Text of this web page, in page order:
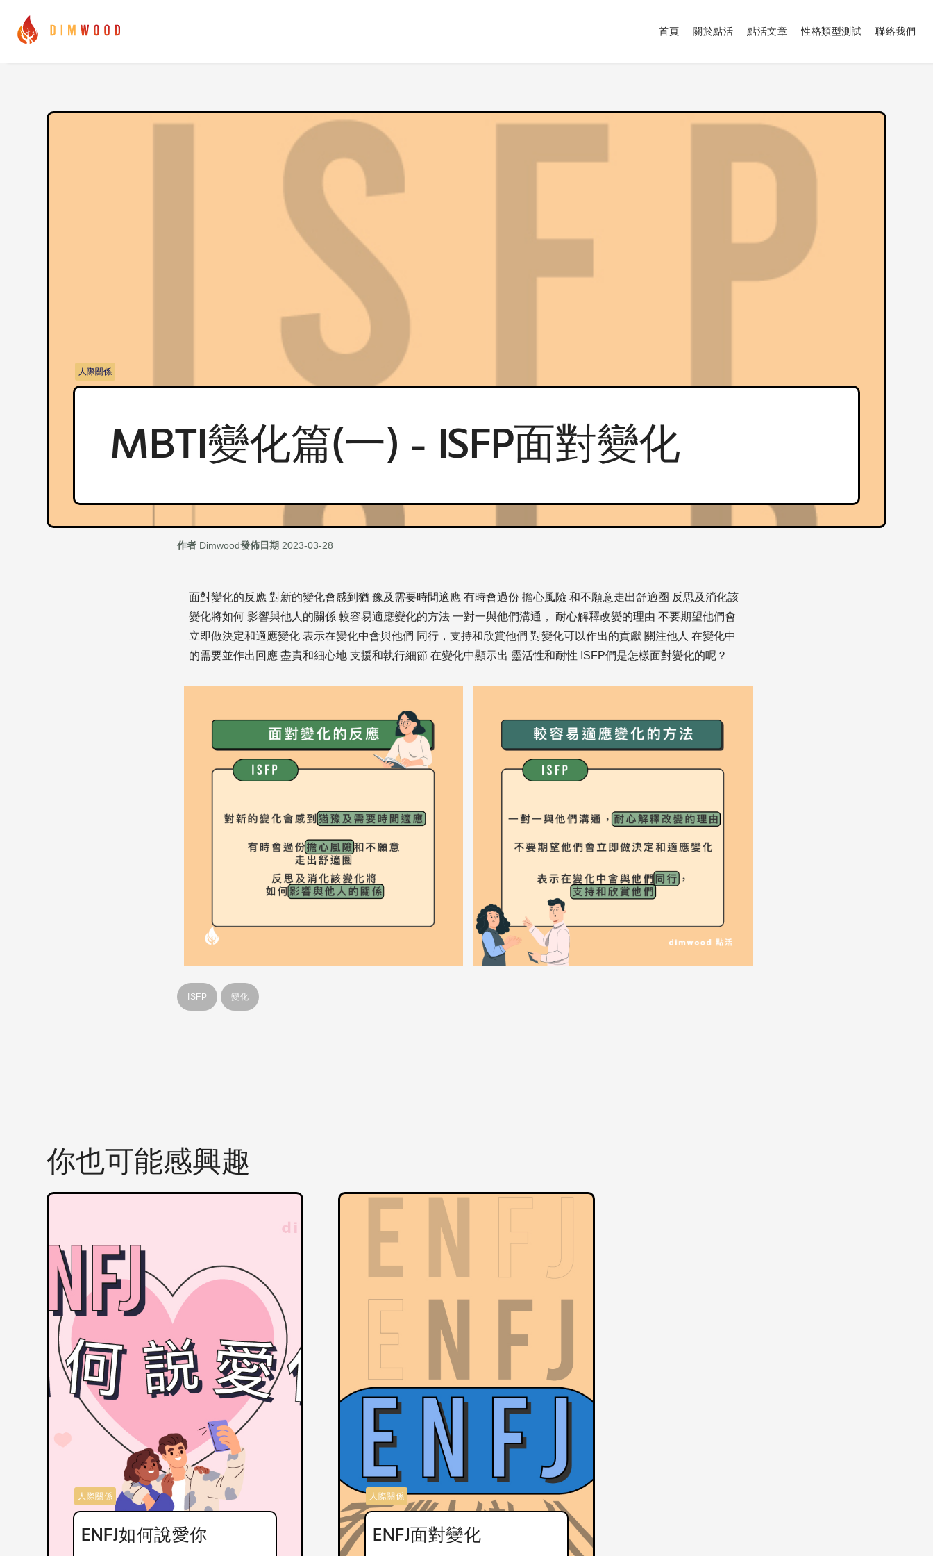
首頁 關於點活 點活文章 性格類型測試 聯絡我們
MBTI變化篇(一) - ISFP面對變化
人際關係
作者 Dimwood發佈日期 2023-03-28
面對變化的反應 對新的變化會感到猶 豫及需要時間適應 有時會過份 擔心風險 和不願意走出舒適圈 反思及消化該
變化將如何 影響與他人的關係 較容易適應變化的方法 一對一與他們溝通， 耐心解釋改變的理由 不要期望他們會
立即做決定和適應變化 表示在變化中會與他們 同行，支持和欣賞他們 對變化可以作出的貢獻 關注他人 在變化中
的需要並作出回應 盡責和細心地 支援和執行細節 在變化中顯示出 靈活性和耐性 ISFP們是怎樣面對變化的呢？ ‍
ISFP 變化
你也可能感興趣
ENFJ如何說愛你
人際關係
ENFJ面對變化
人際關係